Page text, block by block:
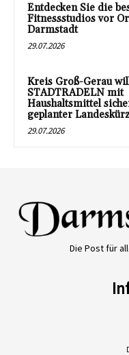
Entdecken Sie die
Fitnessstudios vor
Darmstadt
29.07.2026
Kreis Groß-Gerau
STADTRADELN mit
Haushaltsmittel
geplanter
29.07.2026
Die Post für